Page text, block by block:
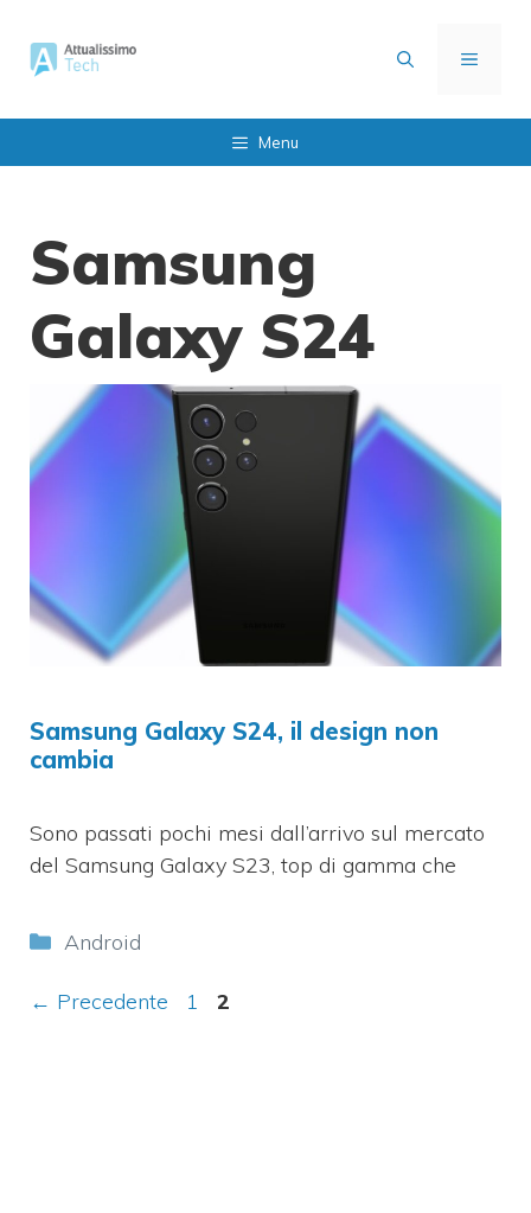
contenuto
MENU
Menu
Samsung
Galaxy S24
Samsung Galaxy S24, il design non
cambia
Sono passati pochi mesi dall’arrivo sul mercato
del Samsung Galaxy S23, top di gamma che
Categorie
Android
← Precedente Pagina
1 Pagina
2